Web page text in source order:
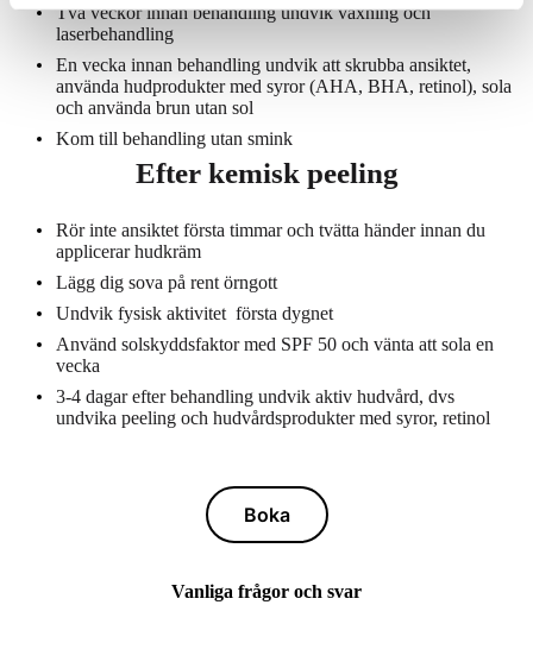
Två veckor innan behandling undvik vaxning och
laserbehandling
En vecka innan behandling undvik att skrubba ansiktet,
använda hudprodukter med syror (AHA, BHA, retinol), sola
och använda brun utan sol
Kom till behandling utan smink
Efter kemisk peeling
Rör inte ansiktet första timmar och tvätta händer innan du
applicerar hudkräm
Lägg dig sova på rent örngott
Undvik fysisk aktivitet första dygnet
Använd solskyddsfaktor med SPF 50 och vänta att sola en
vecka
3-4 dagar efter behandling undvik aktiv hudvård, dvs
undvika peeling och hudvårdsprodukter med syror, retinol
Boka
Vanliga frågor och svar